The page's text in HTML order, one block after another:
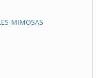
MIMOSAS